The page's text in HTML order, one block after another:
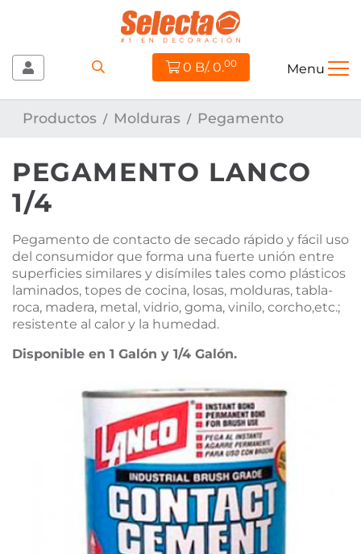
PROYECTOS
TIENDAS
0 B/. 0.00 Menu
Productos Molduras Pegamento
PEGAMENTO LANCO
1/4
Pegamento de contacto de secado rápido y fácil uso
del consumidor que forma una fuerte unión entre
superficies similares y disímiles tales como plásticos
laminados, topes de cocina, losas, molduras, tabla-
roca, madera, metal, vidrio, goma, vinilo, corcho,etc.;
resistente al calor y la humedad.
Disponible en 1 Galón y 1/4 Galón.